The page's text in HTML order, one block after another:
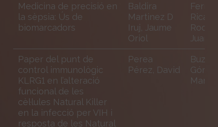
Medicina de precisió en
la sèpsia: Ús de
biomarcadors
Baldira
Martinez D
Iruj, Jaume
Oriol
Ferrer
Juan
Paper del punt de
control immunològic
KLRG1 en l’alteració
funcional de les
cèl·lules Natural Killer
en la infecció per VIH i
resposta de les Natural
Perea
Pérez, David
Buzón
María